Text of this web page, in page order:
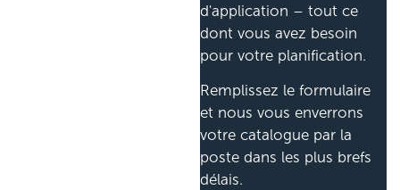
d'application – tout ce
dont vous avez besoin
pour votre planification.
Remplissez le formulaire
et nous vous enverrons
votre catalogue par la
poste dans les plus brefs
délais.